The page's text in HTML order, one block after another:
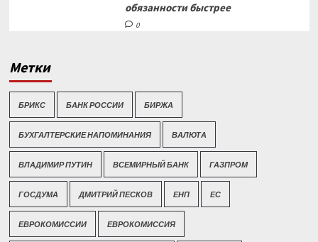
обязанности быстрее
0
Метки
БРИКС БАНК РОССИИ БИРЖА
БУХГАЛТЕРСКИЕ НАПОМИНАНИЯ ВАЛЮТА
ВЛАДИМИР ПУТИН ВСЕМИРНЫЙ БАНК ГАЗПРОМ
ГОСДУМА ДМИТРИЙ ПЕСКОВ ЕНП ЕС
ЕВРОКОМИССИИ ЕВРОКОМИССИЯ